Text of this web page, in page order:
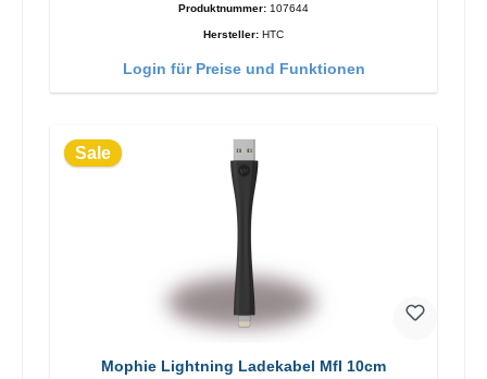
USB Farbe: Schwarz
Produktnummer: 107644
Hersteller: HTC
Login für Preise und Funktionen
Sale
Mophie Lightning Ladekabel MfI 10cm